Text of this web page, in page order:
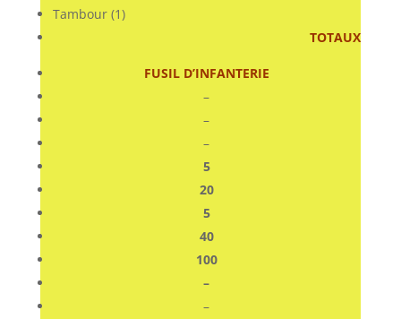
Tambour (1)
TOTAUX
FUSIL D’INFANTERIE
–
–
–
5
20
5
40
100
–
–